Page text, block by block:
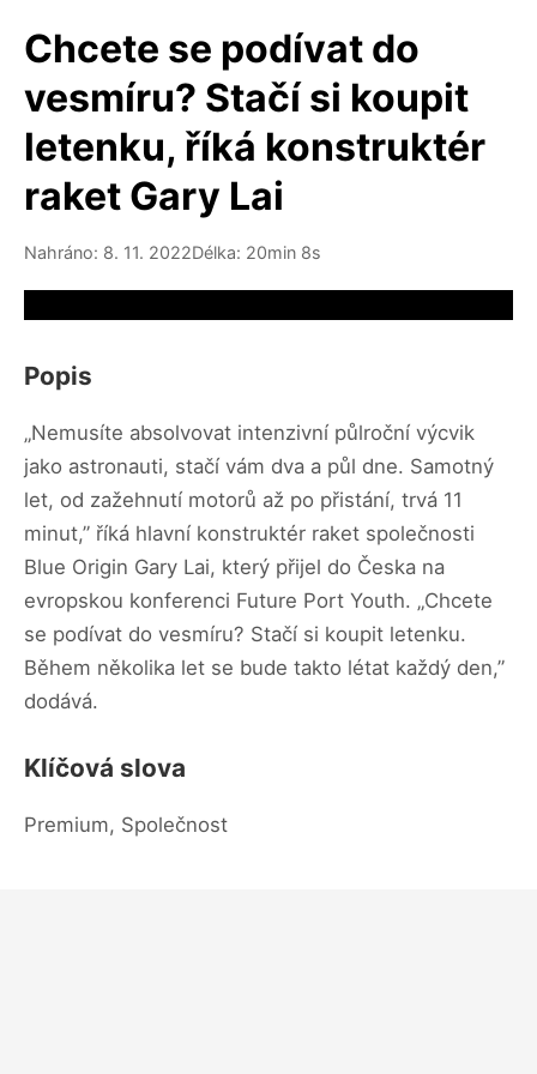
Chcete se podívat do
vesmíru? Stačí si koupit
letenku, říká konstruktér
raket Gary Lai
Nahráno: 8. 11. 2022Délka: 20min 8s
Popis
„Nemusíte absolvovat intenzivní půlroční výcvik
jako astronauti, stačí vám dva a půl dne. Samotný
let, od zažehnutí motorů až po přistání, trvá 11
minut,” říká hlavní konstruktér raket společnosti
Blue Origin Gary Lai, který přijel do Česka na
evropskou konferenci Future Port Youth. „Chcete
se podívat do vesmíru? Stačí si koupit letenku.
Během několika let se bude takto létat každý den,”
dodává.
Klíčová slova
Premium, Společnost